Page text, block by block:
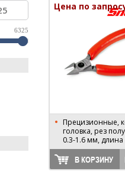
Цена по
Прецизионные,
головка, рез
0.3-1.6 мм,
В КОРЗИНУ
6325